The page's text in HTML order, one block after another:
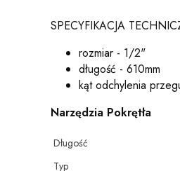
SPECYFIKACJA
rozmiar - 1/2"
długość - 610mm
kąt odchylenia
Narzędzia Pokrętła
Długość
Typ